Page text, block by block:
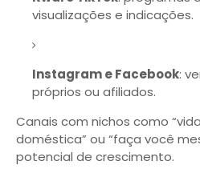
visualizações e indicações.
Instagram e Facebook:
próprios ou afiliados.
Canais com nichos como
doméstica” ou “faça você
potencial de crescimento.